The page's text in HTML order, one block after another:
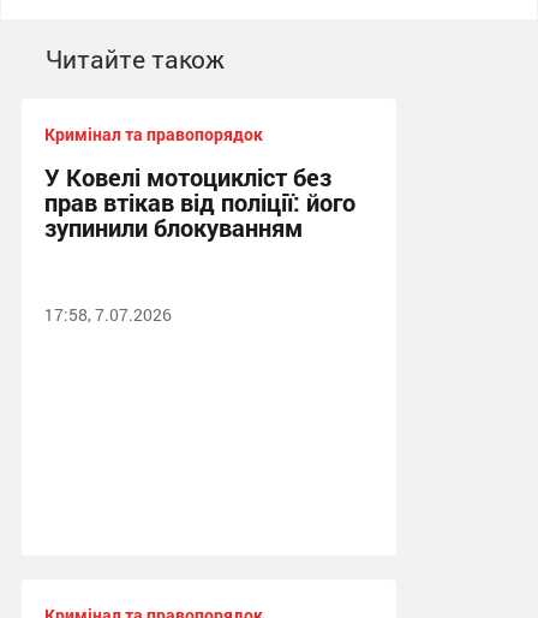
Читайте також
Кримінал та правопорядок
У Ковелі мотоцикліст без
прав втікав від поліції: його
зупинили блокуванням
17:58, 7.07.2026